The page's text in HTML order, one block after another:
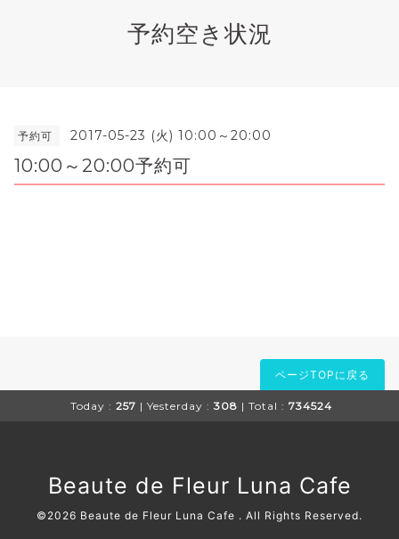
予約空き状況
予約可 2017-05-23 (火) 10:00～20:00
10:00～20:00予約可
ページTOPに戻る
Today : 257 | Yesterday : 308 | Total : 734524
Beaute de Fleur Luna Cafe
©2026 Beaute de Fleur Luna Cafe . All Rights Reserved.